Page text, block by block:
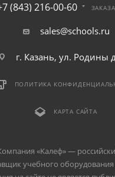
(843) 216-00-60
sales@schools.ru
г. Казань, ул. Родины
ПОЛИТИКА
КАРТА САЙТА
«Kалеф» —
учебного